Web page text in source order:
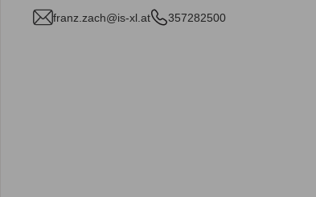
franz.zach@is-xl.at 357282500